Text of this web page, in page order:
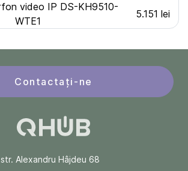
video IP DS-KH9510-
WTE1
5.151 lei
Contactați-ne
Alexandru Hâjdeu 68